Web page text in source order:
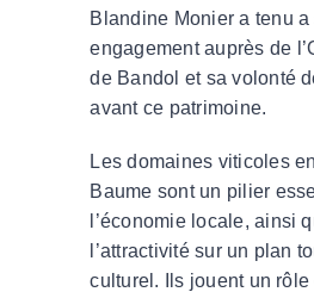
Blandine Monier a tenu
engagement auprès de
de Bandol et sa volonté
avant ce patrimoine.
Les domaines viticoles
Baume sont un pilier
l’économie locale, ainsi
l’attractivité sur un plan
culturel. Ils jouent un